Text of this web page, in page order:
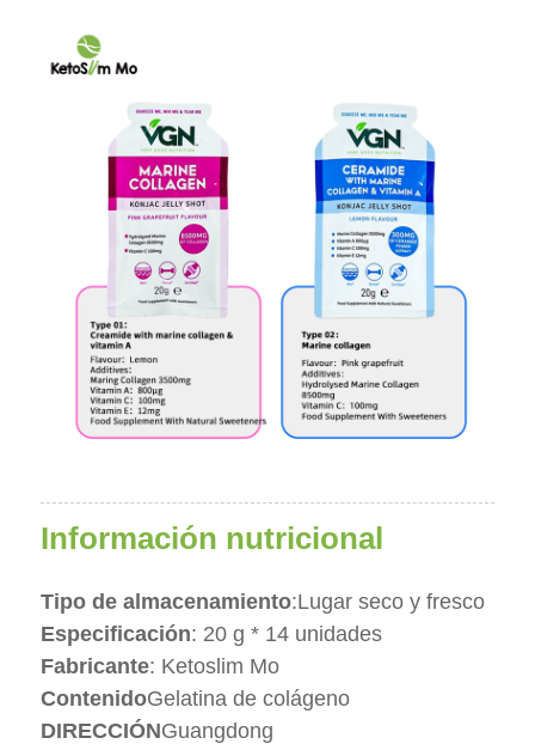
Información nutricional
Tipo de almacenamiento:Lugar seco y fresco
Especificación: 20 g * 14 unidades
Fabricante: Ketoslim Mo
ContenidoGelatina de colágeno
DIRECCIÓNGuangdong